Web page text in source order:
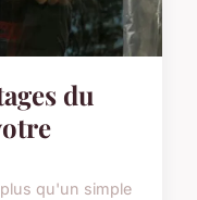
du
qu'un simple